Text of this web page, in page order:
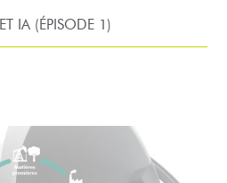
IA (ÉPISODE 1)